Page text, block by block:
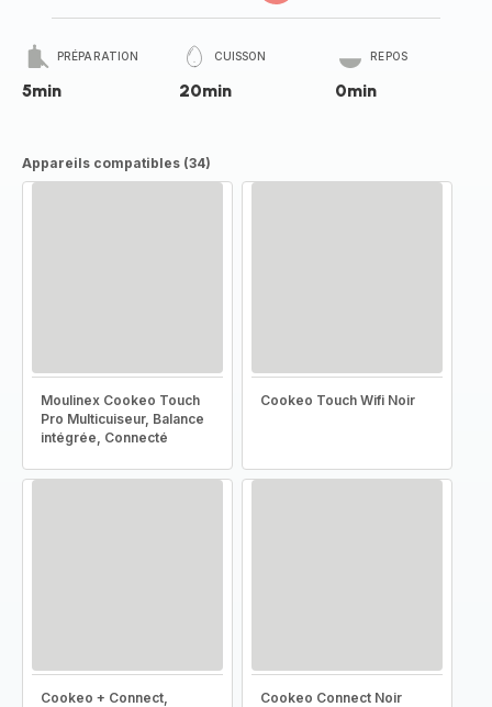
PRÉPARATION
5min
CUISSON
20min
REPOS
0min
Appareils compatibles (34)
Moulinex Cookeo Touch
Pro Multicuiseur, Balance
intégrée, Connecté
Cookeo Touch Wifi Noir
Cookeo + Connect,
Cookeo Connect Noir